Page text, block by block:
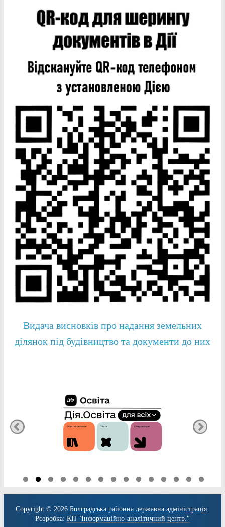
Видача висновків про надання земельних
ділянок під будівництво та документи до них
Copyright © 2026Болградська районна державна адміністрація.
Розробка: КП "Інформаційно-аналітичний центр."